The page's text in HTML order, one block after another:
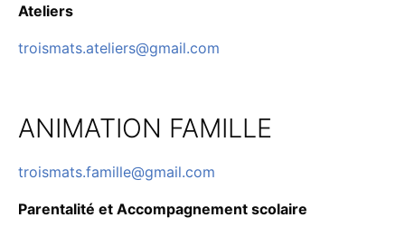
Ateliers
troismats.ateliers@gmail.com
ANIMATION FAMILLE
troismats.famille@gmail.com
Parentalité et Accompagnement scolaire